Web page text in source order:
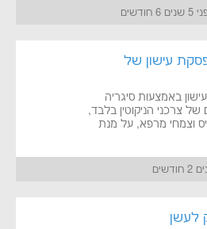
6 חודשים
עישון של
באמצעות סיגריה
צרכני הניקוטין בלבד,
וצמחי מרפא, על מנת
לעשן